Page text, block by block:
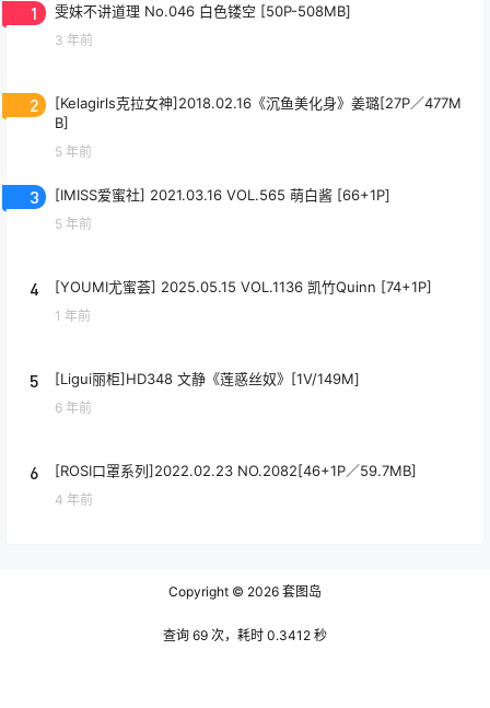
1 雯妹不讲道理 No.046 白色镂空 [50P-508MB]
3 年前
2
[Kelagirls克拉女神]2018.02.16《沉鱼美化身》姜璐[27P／477M
B]
5 年前
3 [IMISS爱蜜社] 2021.03.16 VOL.565 萌白酱 [66+1P]
5 年前
4 [YOUMI尤蜜荟] 2025.05.15 VOL.1136 凯竹Quinn [74+1P]
1 年前
5 [Ligui丽柜]HD348 文静《莲惑丝奴》[1V/149M]
6 年前
6 [ROSI口罩系列]2022.02.23 NO.2082[46+1P／59.7MB]
4 年前
Copyright © 2026 套图岛
查询 69 次，耗时 0.3412 秒